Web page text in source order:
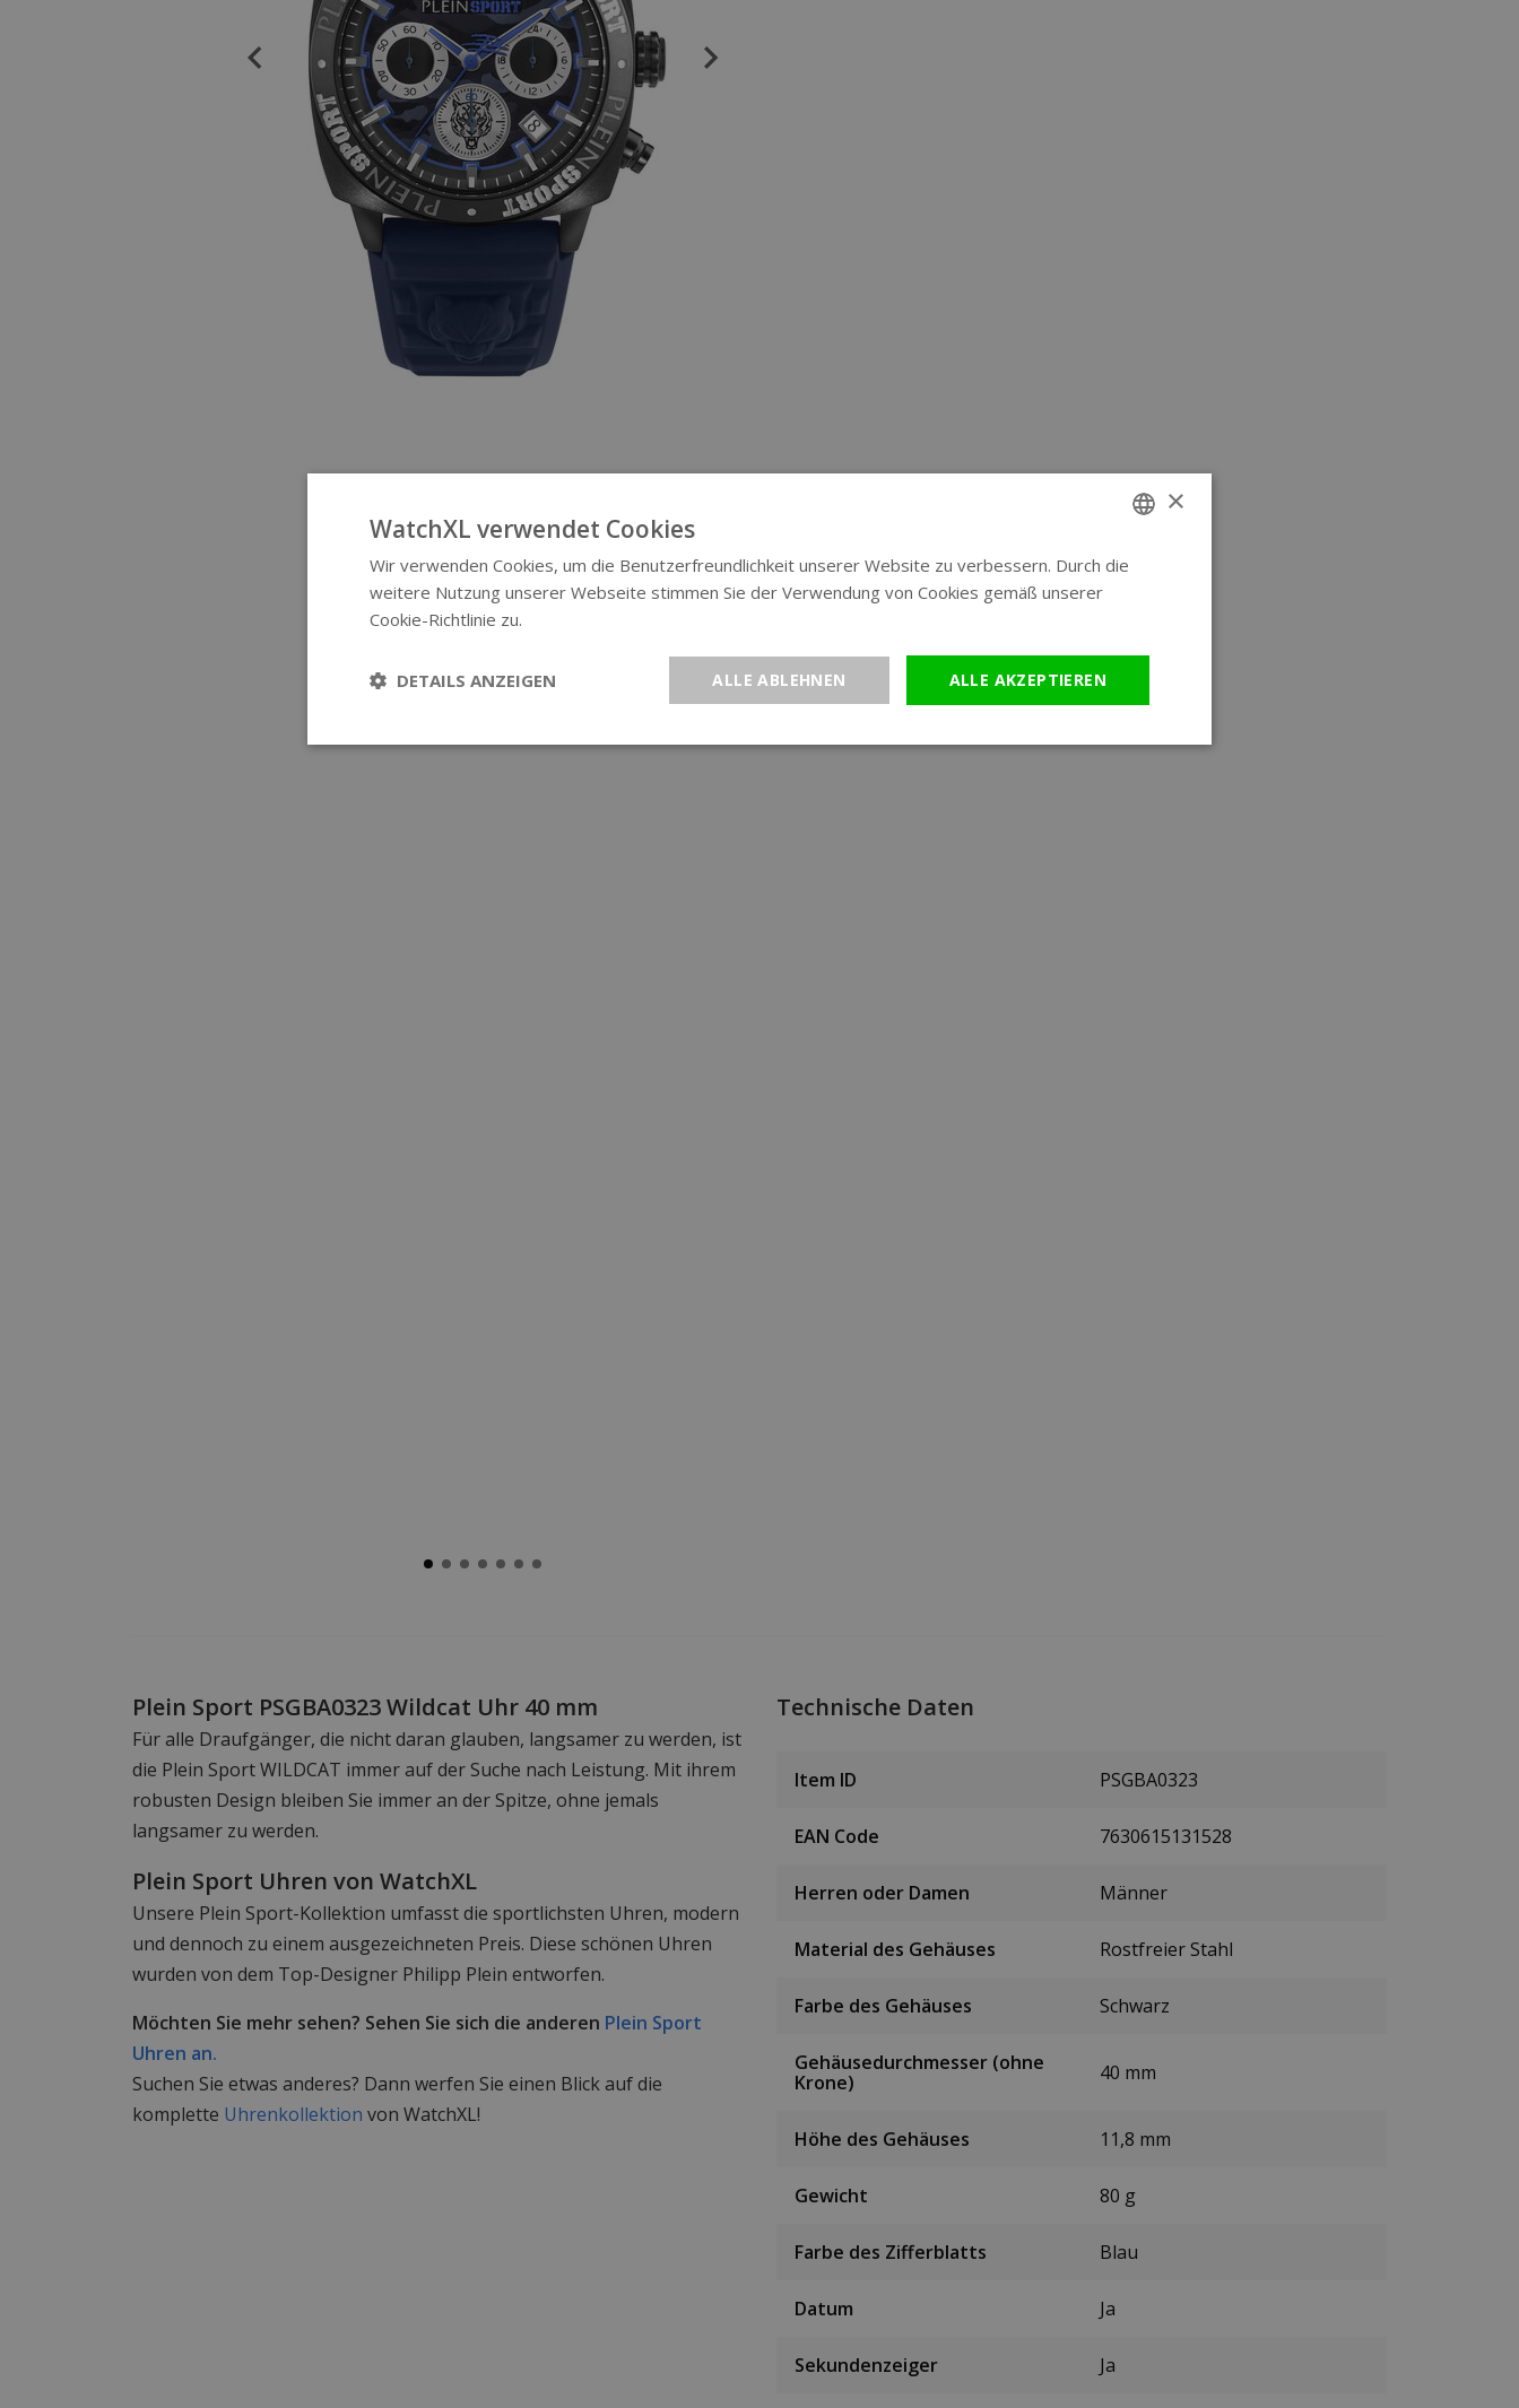
Plein Sport PSGBA0323 Wildcat Uhr 40 mm
Für alle Draufgänger, die nicht daran glauben, langsamer zu werden, ist
die Plein Sport WILDCAT immer auf der Suche nach Leistung. Mit ihrem
robusten Design bleiben Sie immer an der Spitze, ohne jemals
langsamer zu werden.
Plein Sport Uhren von WatchXL
Unsere Plein Sport-Kollektion umfasst die sportlichsten Uhren, modern
und dennoch zu einem ausgezeichneten Preis. Diese schönen Uhren
wurden von dem Top-Designer Philipp Plein entworfen.
Möchten Sie mehr sehen? Sehen Sie sich die anderen Plein Sport
Uhren an.
Suchen Sie etwas anderes? Dann werfen Sie einen Blick auf die
komplette Uhrenkollektion von WatchXL!
Technische Daten
Item ID PSGBA0323
EAN Code 7630615131528
Herren oder Damen Männer
Material des Gehäuses Rostfreier Stahl
Farbe des Gehäuses Schwarz
Gehäusedurchmesser (ohne
Krone)
40 mm
Höhe des Gehäuses 11,8 mm
Gewicht 80 g
Farbe des Zifferblatts Blau
Datum Ja
Sekundenzeiger Ja
ENGLISH
×
WatchXL verwendet Cookies
Wir verwenden Cookies, um die Benutzerfreundlichkeit unserer Website zu verbessern. Durch die
weitere Nutzung unserer Webseite stimmen Sie der Verwendung von Cookies gemäß unserer
Cookie-Richtlinie zu.
ALLE AKZEPTIEREN
ALLE ABLEHNEN
DETAILS ANZEIGEN